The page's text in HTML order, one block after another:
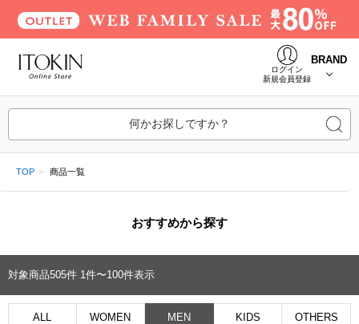
ログイン
新規会員登録
BRAND
何かお探しですか？
TOP 商品一覧
おすすめから探す
対象商品505件 1件〜100件表示
ALL WOMEN MEN KIDS OTHERS